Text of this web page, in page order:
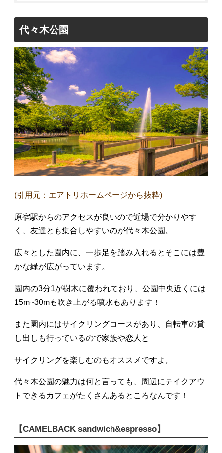
代々木公園
(引用元：エアトリホームページから抜粋)
原宿駅からのアクセスが良いので近場で分かりやす
く、友達とも集合しやすいのが代々木公園。
広々とした園内に、一歩足を踏み入れるとそこには豊
かな緑が広がっています。
園内の3分1が樹木に覆われており、公園中央近くには
15m~30mも吹き上がる噴水もあります！
また園内にはサイクリングコースがあり、自転車の貸
し出しも行っているので家族や恋人と
サイクリングを楽しむのもオススメですよ。
代々木公園の魅力は何と言っても、周辺にテイクアウ
トできるカフェがたくさんあるところなんです！
【CAMELBACK sandwich&espresso】